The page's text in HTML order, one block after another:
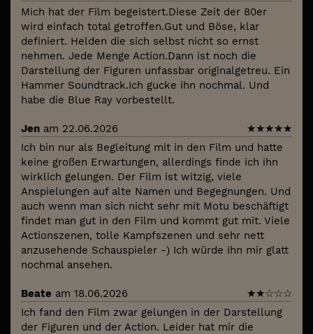
Mich hat der Film begeistert.Diese Zeit der 80er
wird einfach total getroffen.Gut und Böse, klar
definiert. Helden die sich selbst nicht so ernst
nehmen. Jede Menge Action.Dann ist noch die
Darstellung der Figuren unfassbar originalgetreu. Ein
Hammer Soundtrack.Ich gucke ihn nochmal. Und
habe die Blue Ray vorbestellt.
Jen am 22.06.2026 ★★★★★
Ich bin nur als Begleitung mit in den Film und hatte
keine großen Erwartungen, allerdings finde ich ihn
wirklich gelungen. Der Film ist witzig, viele
Anspielungen auf alte Namen und Begegnungen. Und
auch wenn man sich nicht sehr mit Motu beschäftigt
findet man gut in den Film und kommt gut mit. Viele
Actionszenen, tolle Kampfszenen und sehr nett
anzusehende Schauspieler -) Ich würde ihn mir glatt
nochmal ansehen.
Beate am 18.06.2026 ★★☆☆☆
Ich fand den Film zwar gelungen in der Darstellung
der Figuren und der Action. Leider hat mir die